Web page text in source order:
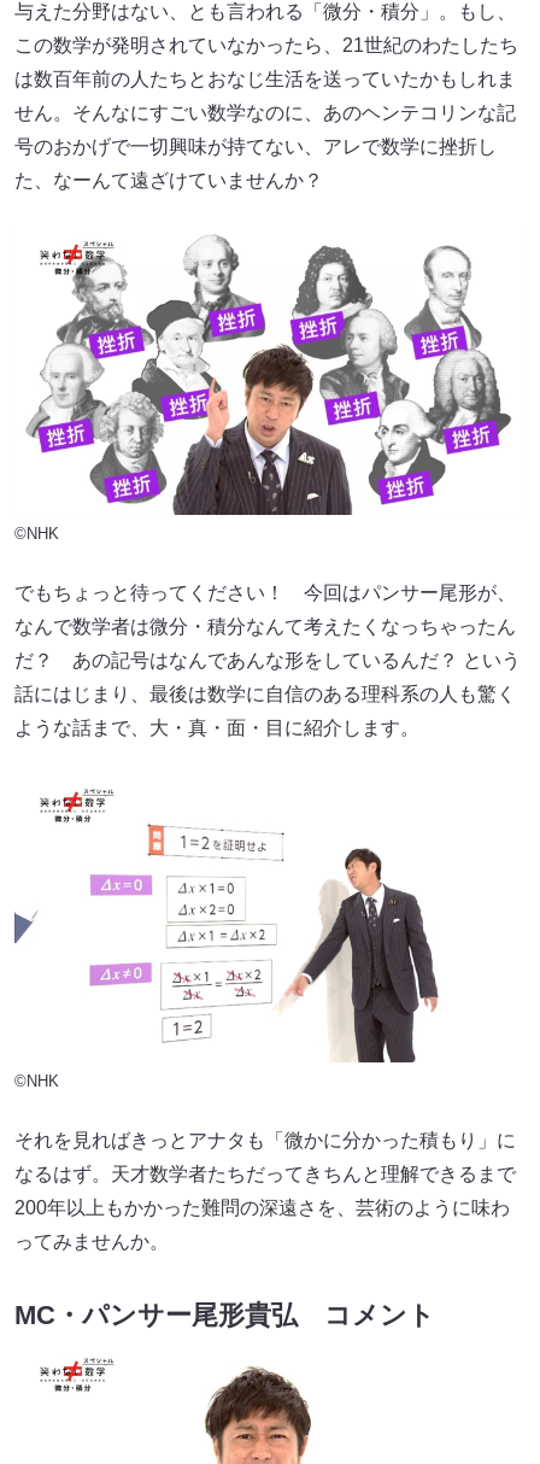
与えた分野はない、とも言われる「微分・積分」。もし、
この数学が発明されていなかったら、21世紀のわたしたち
は数百年前の人たちとおなじ生活を送っていたかもしれま
せん。そんなにすごい数学なのに、あのヘンテコリンな記
号のおかげで一切興味が持てない、アレで数学に挫折し
た、なーんて遠ざけていませんか？
©NHK
でもちょっと待ってください！ 今回はパンサー尾形が、
なんで数学者は微分・積分なんて考えたくなっちゃったん
だ？ あの記号はなんであんな形をしているんだ？ という
話にはじまり、最後は数学に自信のある理科系の人も驚く
ような話まで、大・真・面・目に紹介します。
©NHK
それを見ればきっとアナタも「微かに分かった積もり」に
なるはず。天才数学者たちだってきちんと理解できるまで
200年以上もかかった難問の深遠さを、芸術のように味わ
ってみませんか。
MC・パンサー尾形貴弘 コメント